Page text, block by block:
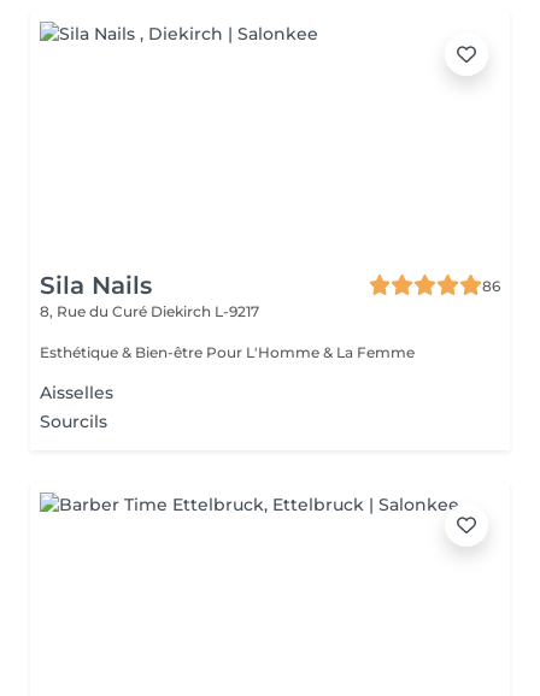
Sila Nails
86
8, Rue du Curé Diekirch L-9217
Esthétique & Bien-être Pour L'Homme & La Femme
Aisselles
Sourcils